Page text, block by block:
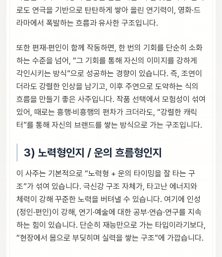
로도 연극을 기반으로 탄탄하게 쌓아 올린 연기력이, 영화·드
라마에서 폭발하는 흐름과 유사한 구조입니다.
또한 편재·편인이 함께 작동하면, 한 번의 기회를 단순히 소화
하는 수준을 넘어, “그 기회를 통해 자신의 이미지를 강하게
각인시키는 방식”으로 성공하는 경향이 있습니다. 즉, 조연이
더라도 강렬한 인상을 남기고, 이후 주연으로 도약하는 식의
흐름을 만들기 좋은 사주입니다. 작품 선택에서 모험성이 섞여
있어, 때로는 흥행·비흥행의 편차가 크더라도, “강렬한 캐릭
터”를 통해 자신의 브랜드를 쌓는 방식으로 가는 구조입니다.
3) 노력형인지 / 운의 흐름형인지
이 사주는 기본적으로 “노력형 + 운의 타이밍을 잘 타는 구
조”가 섞여 있습니다. 극신강 구조 자체가, 타고난 에너지와
체력이 강해 꾸준한 노력을 버텨낼 수 있습니다. 여기에 인성
(정인·편인)이 강해, 연기·예술에 대한 공부·연습·연구를 지속
하는 힘이 있습니다. 단순히 재능만으로 가는 타입이라기보다,
“현장에서 몸으로 부딪히며 실력을 쌓는 구조”에 가깝습니다.